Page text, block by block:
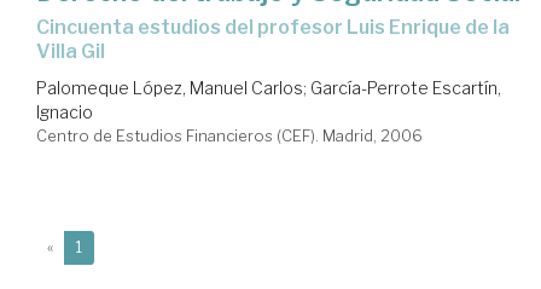
cincuenta estudios del profesor Luis Enrique de la
Villa Gil
Palomeque López, Manuel Carlos; García-Perrote Escartín,
Ignacio
Centro de Estudios Financieros (CEF). Madrid, 2006
« 1